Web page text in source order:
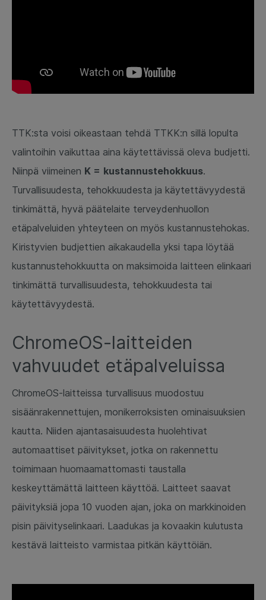
TTK:sta voisi oikeastaan tehdä TTKK:n sillä lopulta
valintoihin vaikuttaa aina käytettävissä oleva budjetti.
Niinpä viimeinen K = kustannustehokkuus.
Turvallisuudesta, tehokkuudesta ja käytettävyydestä
tinkimättä, hyvä päätelaite terveydenhuollon
etäpalveluiden yhteyteen on myös kustannustehokas.
Kiristyvien budjettien aikakaudella yksi tapa löytää
kustannustehokkuutta on maksimoida laitteen elinkaari
tinkimättä turvallisuudesta, tehokkuudesta tai
käytettävyydestä.
ChromeOS-laitteiden
vahvuudet etäpalveluissa
ChromeOS-laitteissa turvallisuus muodostuu
sisäänrakennettujen, monikerroksisten ominaisuuksien
kautta. Niiden ajantasaisuudesta huolehtivat
automaattiset päivitykset, jotka on rakennettu
toimimaan huomaamattomasti taustalla
keskeyttämättä laitteen käyttöä. Laitteet saavat
päivityksiä jopa 10 vuoden ajan, joka on markkinoiden
pisin päivityselinkaari. Laadukas ja kovaakin kulutusta
kestävä laitteisto varmistaa pitkän käyttöiän.